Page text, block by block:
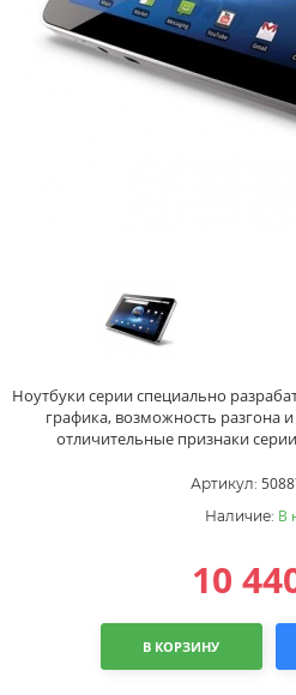
Ноутбуки серии специально
графика, возможность разгона
отличительные признаки
Артикул:
Наличие: В
10
В КОРЗИНУ